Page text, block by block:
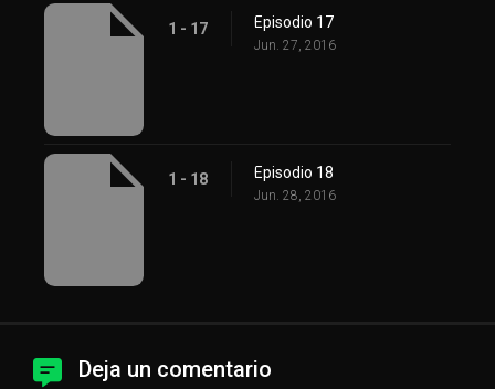
1 - 17 Episodio 17
Jun. 27, 2016
1 - 18 Episodio 18
Jun. 28, 2016
Deja un comentario